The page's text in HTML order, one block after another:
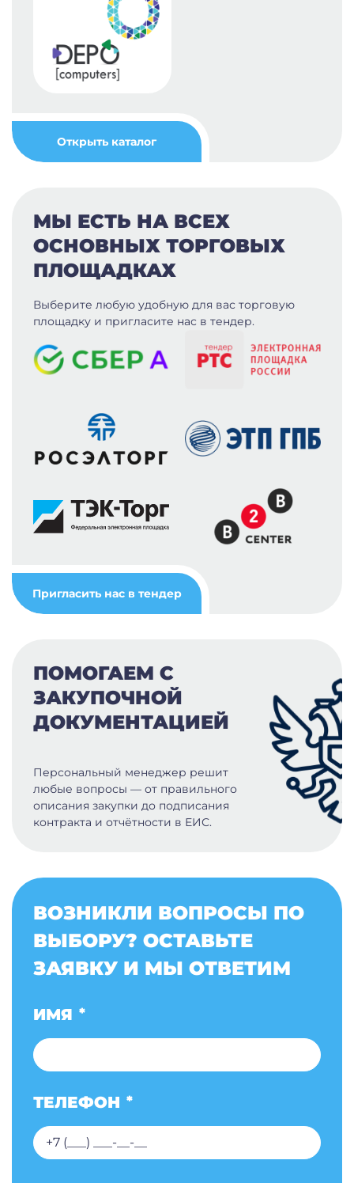
Открыть каталог
МЫ ЕСТЬ НА ВСЕХ
ОСНОВНЫХ ТОРГОВЫХ
ПЛОЩАДКАХ
Выберите любую удобную для вас торговую
площадку и пригласите нас в тендер.
Пригласить нас в тендер
ПОМОГАЕМ С
ЗАКУПОЧНОЙ
ДОКУМЕНТАЦИЕЙ
Персональный менеджер решит
любые вопросы — от правильного
описания закупки до подписания
контракта и отчётности в ЕИС.
ВОЗНИКЛИ ВОПРОСЫ ПО
ВЫБОРУ? ОСТАВЬТЕ
ЗАЯВКУ И МЫ ОТВЕТИМ
ИМЯ *
ТЕЛЕФОН *